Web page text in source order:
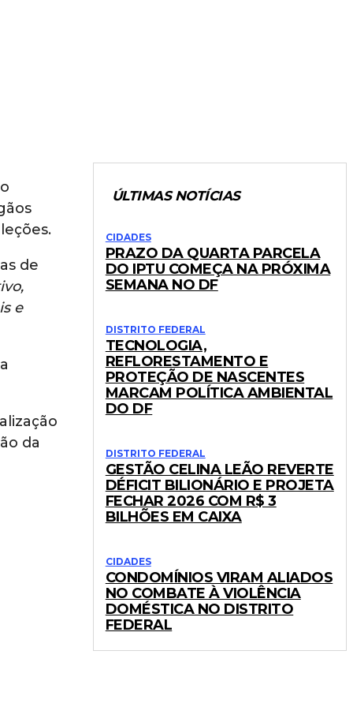
de
e
da
ÚLTIMAS NOTÍCIAS
CIDADES
PRAZO DA QUARTA PARCELA
DO IPTU COMEÇA NA PRÓXIMA
SEMANA NO DF
DISTRITO FEDERAL
TECNOLOGIA,
REFLORESTAMENTO E
PROTEÇÃO DE NASCENTES
MARCAM POLÍTICA AMBIENTAL
DO DF
DISTRITO FEDERAL
GESTÃO CELINA LEÃO REVERTE
DÉFICIT BILIONÁRIO E PROJETA
FECHAR 2026 COM R$ 3
BILHÕES EM CAIXA
CIDADES
CONDOMÍNIOS VIRAM ALIADOS
NO COMBATE À VIOLÊNCIA
DOMÉSTICA NO DISTRITO
FEDERAL